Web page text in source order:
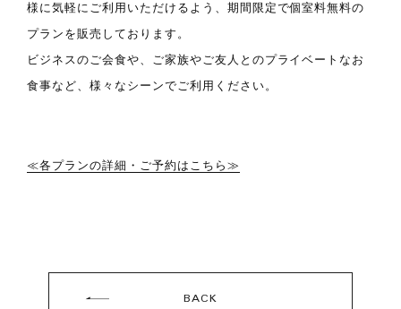
様に気軽にご利用いただけるよう、期間限定で個室料無料の
プランを販売しております。
ビジネスのご会食や、ご家族やご友人とのプライベートなお
食事など、様々なシーンでご利用ください。
≪各プランの詳細・ご予約はこちら≫
BACK